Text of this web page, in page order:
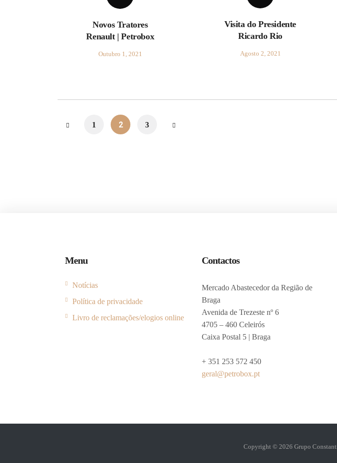
Novos Tratores
Renault | Petrobox
Outubro 1, 2021
Visita do Presidente
Ricardo Rio
Agosto 2, 2021
1 2 3
Menu
Notícias
Política de privacidade
Livro de reclamações/elogios online
Contactos
Mercado Abastecedor da Região de
Braga
Avenida de Trezeste nº 6
4705 – 460 Celeirós
Caixa Postal 5 | Braga
+ 351 253 572 450
geral@petrobox.pt
Copyright © 2026 Grupo